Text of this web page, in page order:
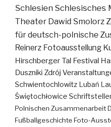
Schlesien Schlesisches
Theater Dawid Smolorz
für deutsch-polnische
Reinerz Fotoausstellung
Hirschberger Tal Festival
Duszniki Zdrój
Schwientochlowitz
Lubań
Świętochłowice
Polnischen Zusammenarbeit
Fußballgeschichte Foto-